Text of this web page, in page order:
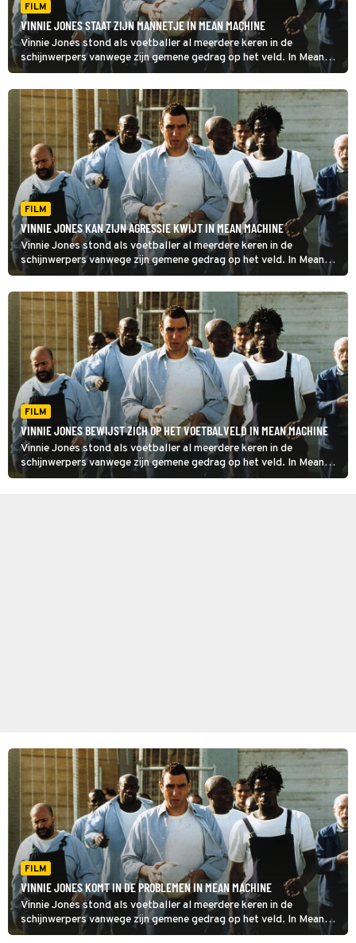
FILM
VINNIE JONES STAAT ZIJN MANNETJE IN MEAN MACHINE
Vinnie Jones stond als voetballer al meerdere keren in de
schijnwerpers vanwege zijn gemene gedrag op het veld. In Mean
Machine komt zijn vechtersmentaliteit hem goed van pas.
FILM
VINNIE JONES KAN ZIJN AGRESSIE KWIJT IN MEAN MACHINE
Vinnie Jones stond als voetballer al meerdere keren in de
schijnwerpers vanwege zijn gemene gedrag op het veld. In Mean
Machine komt zijn vechtersmentaliteit hem goed van pas.
FILM
VINNIE JONES BEWIJST ZICH OP HET VOETBALVELD IN MEAN MACHINE
Vinnie Jones stond als voetballer al meerdere keren in de
schijnwerpers vanwege zijn gemene gedrag op het veld. In Mean
Machine komt zijn vechtersmentaliteit hem goed van pas.
FILM
VINNIE JONES KOMT IN DE PROBLEMEN IN MEAN MACHINE
Vinnie Jones stond als voetballer al meerdere keren in de
schijnwerpers vanwege zijn gemene gedrag op het veld. In Mean
Machine komt zijn vechtersmentaliteit hem goed van pas.